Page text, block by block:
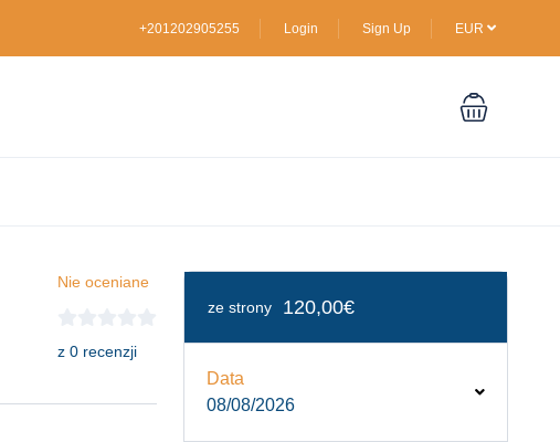
+201202905255 Login Sign Up EUR
Nie oceniane
z 0 recenzji
ze strony 120,00€
Data
08/08/2026